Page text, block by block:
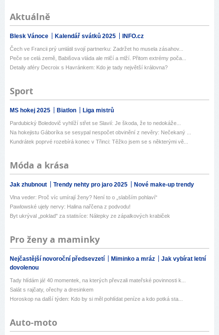
Aktuálně
Blesk Vánoce Kalendář svátků 2025 INFO.cz
Čech ve Francii prý umlátil svojí partnerku: Zadržet ho musela zásahov...
Peče se celá země, Babišova vláda ale mlčí a mlží. Přitom extrémy poča...
Detaily aféry Decroix s Havránkem: Kdo je tady největší královna?
Sport
MS hokej 2025 Biatlon Liga mistrů
Pardubický Boledovič vyhlíží střet se Slavií: Je škoda, že to nedokáže...
Na hokejistu Gáboríka se sesypal nespočet obvinění z nevěry: Nečekaný ...
Kundrátek poprvé rozebírá konec v Třinci: Těžko jsem se s některými vě...
Móda a krása
Jak zhubnout Trendy nehty pro jaro 2025 Nové make-up trendy
Vlna veder: Proč víc umírají ženy? Není to o „slabším pohlaví“
Pawlowské ujely nervy: Halina nařčena z podvodu!
Byt ukrýval „poklad" za statisíce: Nálepky ze zápalkových krabiček
Pro ženy a maminky
Nejčastější novoroční předsevzetí Miminko a mráz
Jak vybírat letní
dovolenou
Tady hlídám já! 40 momentek, na kterých převzali mateřské povinnosti k...
Salát s rajčaty, ořechy a dresinkem
Horoskop na další týden: Kdo by si měl pohlídat peníze a kdo potká sta...
Auto-moto